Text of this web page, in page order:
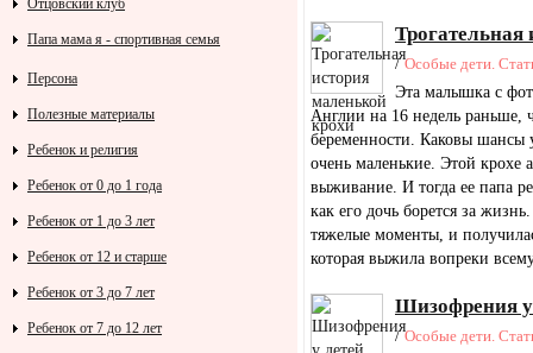
Трогательная
/ Особые дети.
Эта малышка с
Англии на 16 недель раньше,
беременности. Каковы шансы
очень маленькие. Этой крохе
выживание. И тогда ее папа
как его дочь борется за
тяжелые моменты, и
которая выжила вопреки
Шизофрения
/ Особые дети.
Отцовский клуб
Папа мама я - спортивная семья
Персона
Полезные материалы
Ребенок и религия
Ребенок от 0 до 1 года
Ребенок от 1 до 3 лет
Ребенок от 12 и старше
Ребенок от 3 до 7 лет
Ребенок от 7 до 12 лет